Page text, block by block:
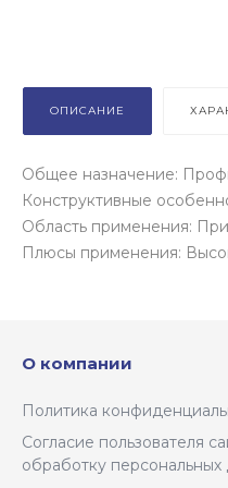
ОПИСАНИЕ
Общее назначение:
Конструктивные
Область применения:
Плюсы применения:
О компании
Политика
Согласие пользователя
обработку персональных